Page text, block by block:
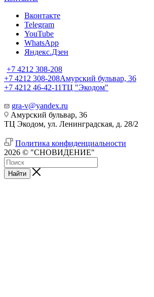
Вконтакте
Telegram
YouTube
WhatsApp
Яндекс.Дзен
+7 4212 308-208
+7 4212 308-208Амурский бульвар, 36
+7 4212 46-42-11ТЦ "Экодом"
gra-v@yandex.ru
Амурский бульвар, 36
ТЦ Экодом, ул. Ленинградская, д. 28/2
Политика конфиденциальности
2026 © "СНОВИДЕНИЕ"
Найти